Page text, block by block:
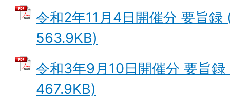
令和2年11月4日開催分 要旨録
563.9KB)
令和3年9月10日開催分 要旨
467.9KB)